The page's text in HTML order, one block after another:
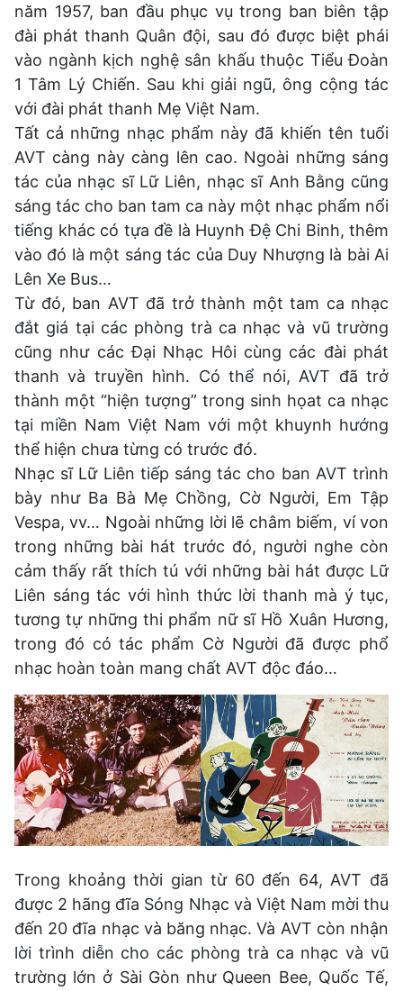
năm 1957, ban đầu phục vụ trong ban biên tập
đài phát thanh Quân đội, sau đó được biệt phái
vào ngành kịch nghệ sân khấu thuộc Tiểu Đoàn
1 Tâm Lý Chiến. Sau khi giải ngũ, ông cộng tác
với đài phát thanh Mẹ Việt Nam.
Tất cả những nhạc phẩm này đã khiến tên tuổi
AVT càng này càng lên cao. Ngoài những sáng
tác của nhạc sĩ Lữ Liên, nhạc sĩ Anh Bằng cũng
sáng tác cho ban tam ca này một nhạc phẩm nổi
tiếng khác có tựa đề là Huynh Đệ Chi Binh, thêm
vào đó là một sáng tác của Duy Nhượng là bài Ai
Lên Xe Bus…
Từ đó, ban AVT đã trở thành một tam ca nhạc
đắt giá tại các phòng trà ca nhạc và vũ trường
cũng như các Đại Nhạc Hôi cùng các đài phát
thanh và truyền hình. Có thể nói, AVT đã trở
thành một “hiện tượng” trong sinh họat ca nhạc
tại miền Nam Việt Nam với một khuynh hướng
thể hiện chưa từng có trước đó.
Nhạc sĩ Lữ Liên tiếp sáng tác cho ban AVT trình
bày như Ba Bà Mẹ Chồng, Cờ Người, Em Tập
Vespa, vv… Ngoài những lời lẽ châm biếm, ví von
trong những bài hát trước đó, người nghe còn
cảm thấy rất thích tú với những bài hát được Lữ
Liên sáng tác với hình thức lời thanh mà ý tục,
tương tự những thi phẩm nữ sĩ Hồ Xuân Hương,
trong đó có tác phẩm Cờ Người đã được phổ
nhạc hoàn toàn mang chất AVT độc đáo…
Trong khoảng thời gian từ 60 đến 64, AVT đã
được 2 hãng đĩa Sóng Nhạc và Việt Nam mời thu
đến 20 đĩa nhạc và băng nhạc. Và AVT còn nhận
lời trình diễn cho các phòng trà ca nhạc và vũ
trường lớn ở Sài Gòn như Queen Bee, Quốc Tế,